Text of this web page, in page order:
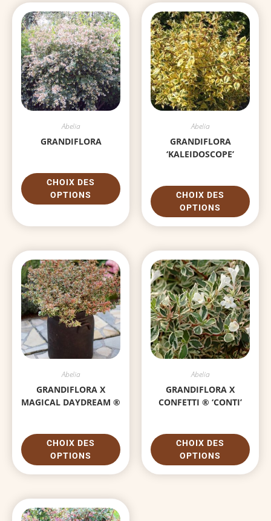
Abelia
GRANDIFLORA
CHOIX DES
OPTIONS
Abelia
GRANDIFLORA
‘KALEIDOSCOPE’
CHOIX DES
OPTIONS
Abelia
GRANDIFLORA X
MAGICAL DAYDREAM ®
CHOIX DES
OPTIONS
Abelia
GRANDIFLORA X
CONFETTI ® ‘CONTI’
CHOIX DES
OPTIONS